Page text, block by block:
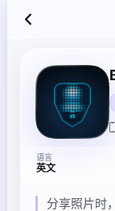
语言
英文
分享照片时